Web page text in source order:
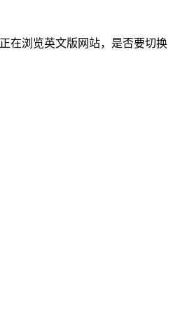
在浏览英文版网站，是否要切换